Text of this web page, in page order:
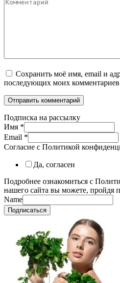
Сохранить моё имя, email и
последующих моих
Подписка на рассылку
Имя *
Email *
Согласие с Политикой
Да, согласен
Подробнее ознакомиться с
нашего сайта вы можете, пройдя
Name
Подписаться